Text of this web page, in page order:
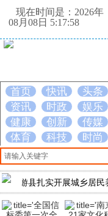
现在时间是：2026年
08月08日 5:17:58
首页 快讯 头条
资讯
时政 娱乐
健康
创新 传媒
体育
科技 时尚
县扎实开展城乡居民养老